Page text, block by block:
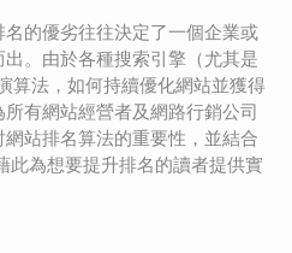
的優劣往往決定了一個企業或
。由於各種搜索引擎（尤其是
算法，如何持續優化網站並獲得
有網站經營者及網路行銷公司
站排名算法的重要性，並結合
此為想要提升排名的讀者提供實